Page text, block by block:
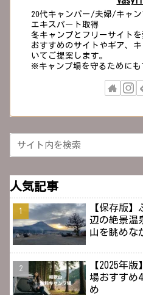
20代キャンパー/夫婦/キャ
エキスパート取得
冬キャンプとフリーサイトを
おすすめのサイトやギア、
いてご提案します。
※キャンプ場を守るためにも
人気記事
【保存版
辺の絶景温
山を眺めな
【2025年
場おすすめ
め